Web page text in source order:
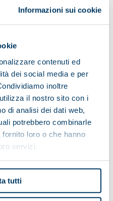
Informazioni sui cookie
contenuti ed
dei social media e per
inoltre
il nostro sito con i
di analisi dei dati web,
potrebbero combinarle
loro o che hanno
servizi.
tutti